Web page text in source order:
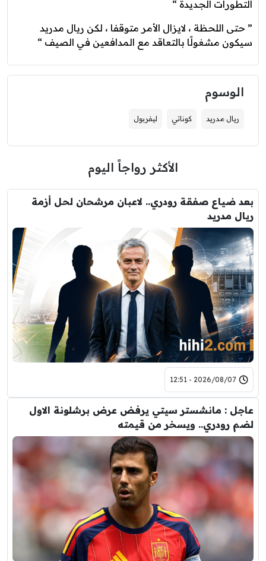
التطورات الجديدة “
” حتى اللحظة ، لايزال الأمر متوقفا ، لكن ريال مدريد
سيكون مشغولًا بالتعاقد مع المدافعين في الصيف “
الوسوم
ريال مدريد كوناتي ليفربول
الأكثر رواجاً اليوم
بعد ضياع صفقة رودري.. لاعبان مرشحان لحل أزمة
ريال مدريد
2026/08/07 - 12:51
عاجل : مانشستر سيتي يرفض عرض برشلونة الاول
لضم رودري.. ويسخر من قيمته